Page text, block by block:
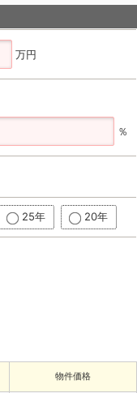
万円
％
25年 20年
物件価格